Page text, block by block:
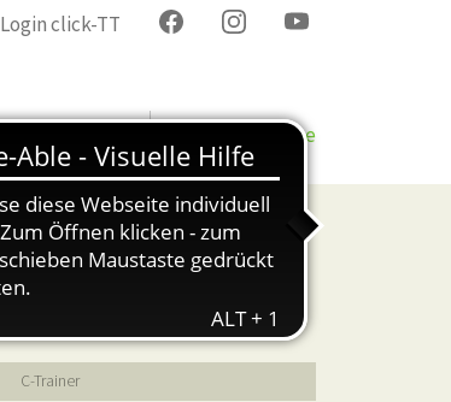
Login click-TT
Bezirke & Kreise
C-Trainer